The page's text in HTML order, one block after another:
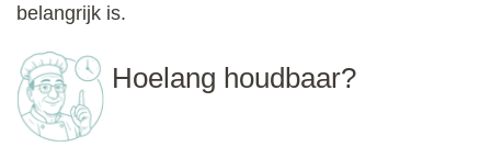
belangrijk is.
Hoelang houdbaar?